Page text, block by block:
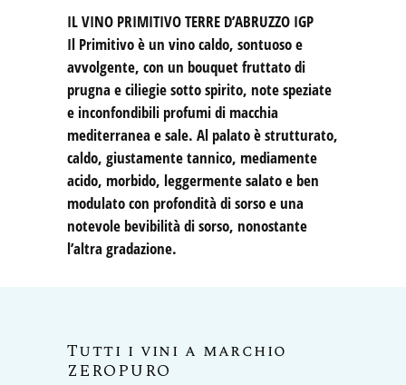
IL VINO PRIMITIVO TERRE D’ABRUZZO IGP
Il Primitivo è un vino caldo, sontuoso e
avvolgente, con un bouquet fruttato di
prugna e ciliegie sotto spirito, note speziate
e inconfondibili profumi di macchia
mediterranea e sale. Al palato è strutturato,
caldo, giustamente tannico, mediamente
acido, morbido, leggermente salato e ben
modulato con profondità di sorso e una
notevole bevibilità di sorso, nonostante
l’altra gradazione.
Tutti i vini a marchio
ZEROPURO